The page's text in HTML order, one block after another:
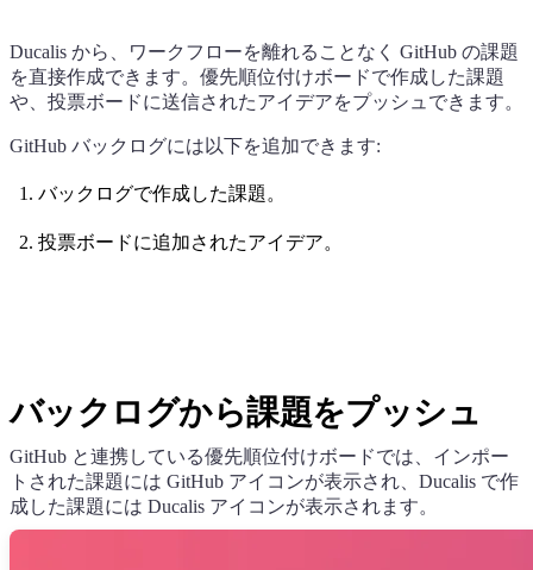
Ducalis から、ワークフローを離れることなく GitHub の課題
を直接作成できます。優先順位付けボードで作成した課題
や、投票ボードに送信されたアイデアをプッシュできます。
GitHub バックログには以下を追加できます:
バックログで作成した課題。
投票ボードに追加されたアイデア。
バックログから課題をプッシュ
GitHub と連携している優先順位付けボードでは、インポー
トされた課題には GitHub アイコンが表示され、 Ducalis で作
成した課題には Ducalis アイコンが表示されます。